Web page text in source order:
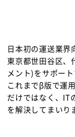
日本初の運送業
東京都世田谷区、
メント)をサポー
これまでβ版で運
だけではなく、IT
を解決してまいり